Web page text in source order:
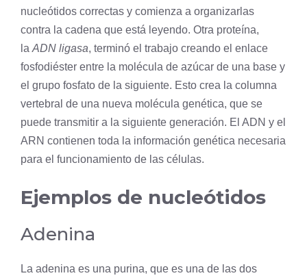
nucleótidos correctas y comienza a organizarlas
contra la cadena que está leyendo. Otra proteína,
la ADN ligasa, terminó el trabajo creando el enlace
fosfodiéster entre la molécula de azúcar de una base y
el grupo fosfato de la siguiente. Esto crea la columna
vertebral de una nueva molécula genética, que se
puede transmitir a la siguiente generación. El ADN y el
ARN contienen toda la información genética necesaria
para el funcionamiento de las células.
Ejemplos de nucleótidos
Adenina
La adenina es una purina, que es una de las dos